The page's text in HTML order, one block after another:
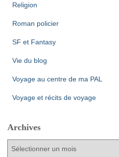
Religion
Roman policier
SF et Fantasy
Vie du blog
Voyage au centre de ma PAL
Voyage et récits de voyage
Archives